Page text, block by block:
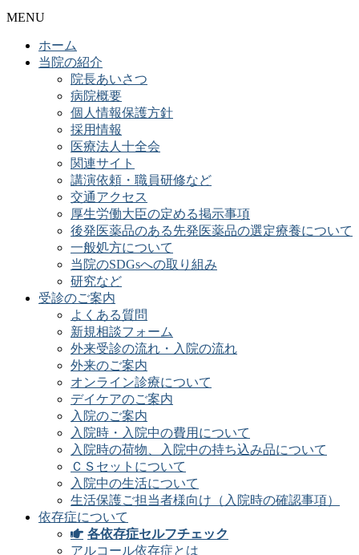
MENU
ホーム
当院の紹介
院長あいさつ
病院概要
個人情報保護方針
採用情報
医療法人十全会
関連サイト
講演依頼・職員研修など
交通アクセス
厚生労働大臣の定める掲示事項
後発医薬品のある先発医薬品の選定療養について
一般処方について
当院のSDGsへの取り組み
研究など
受診のご案内
よくある質問
新規相談フォーム
外来受診の流れ・入院の流れ
外来のご案内
オンライン診療について
デイケアのご案内
入院のご案内
入院時・入院中の費用について
入院時の荷物、入院中の持ち込み品について
ＣＳセットについて
入院中の生活について
生活保護ご担当者様向け（入院時の確認事項）
依存症について
各依存症セルフチェック
アルコール依存症とは